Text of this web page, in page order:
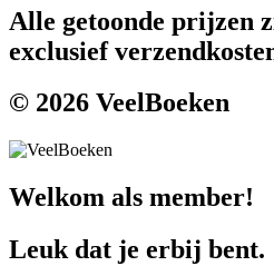
Alle getoonde prijzen
exclusief
© 2026 VeelBoeken
Welkom als member!
Leuk dat je erbij bent.